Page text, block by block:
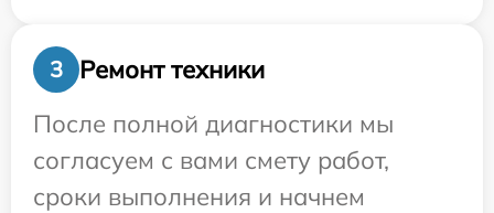
3
Ремонт техники
После полной диагностики мы
согласуем с вами смету работ,
сроки выполнения и начнем